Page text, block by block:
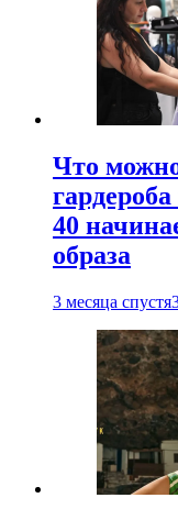
Что
40
образа
3 месяца спустя